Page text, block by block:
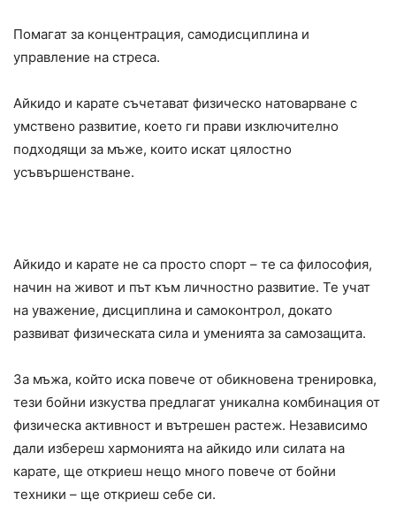
Помагат за концентрация, самодисциплина и
управление на стреса.
Айкидо и карате съчетават физическо натоварване с
умствено развитие, което ги прави изключително
подходящи за мъже, които искат цялостно
усъвършенстване.
Айкидо и карате не са просто спорт – те са философия,
начин на живот и път към личностно развитие. Те учат
на уважение, дисциплина и самоконтрол, докато
развиват физическата сила и уменията за самозащита.
За мъжа, който иска повече от обикновена тренировка,
тези бойни изкуства предлагат уникална комбинация от
физическа активност и вътрешен растеж. Независимо
дали избереш хармонията на айкидо или силата на
карате, ще откриеш нещо много повече от бойни
техники – ще откриеш себе си.